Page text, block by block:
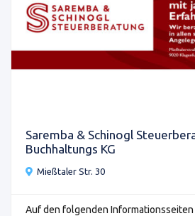
Saremba & Schinogl
Buchhaltungs KG
Mießtaler Str. 30
Auf den folgenden Informationsseiten